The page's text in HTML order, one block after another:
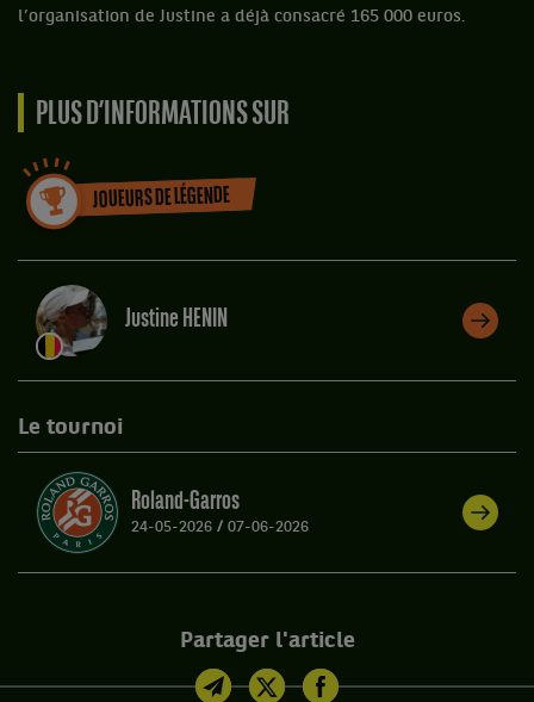
l’organisation de Justine a déjà consacré 165 000 euros.
PLUS D’INFORMATIONS SUR
JOUEURS DE LÉGENDE
Justine HENIN
Le tournoi
Roland-Garros
24-05-2026 / 07-06-2026
Partager l'article